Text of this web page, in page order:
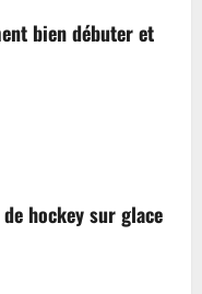
bien débuter et
hockey sur glace